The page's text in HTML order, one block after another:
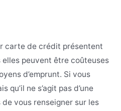
carte de crédit présentent
peuvent être coûteuses
d’emprunt. Si vous
qu’il ne s’agit pas d’une
vous renseigner sur les